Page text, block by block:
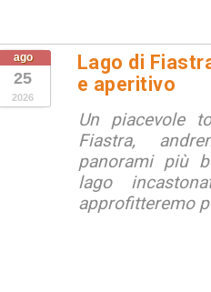
ago
25
2026
Lago di
e aperitivo
Un piacevole
Fiastra,
panorami più
lago
approfitteremo